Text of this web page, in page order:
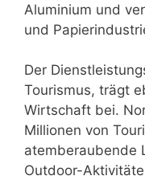
Aluminium und
und
Der
Tourismus, trägt
Wirtschaft bei.
Millionen von
atemberaubende
Outdoor-